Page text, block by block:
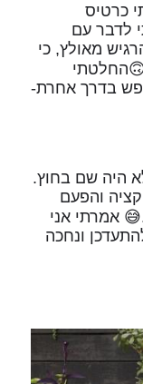
כרטיס
לדבר עם
מאולץ, כי
בדרך אחרת-
היה שם בחוץ.
והפעם
אמרתי אני
ונחכה